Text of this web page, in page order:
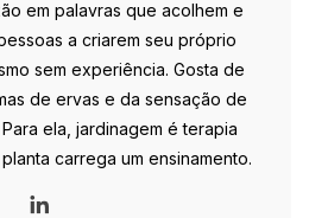
em palavras que acolhem e
a criarem seu próprio
sem experiência. Gosta de
de ervas e da sensação de
ela, jardinagem é terapia
carrega um ensinamento.